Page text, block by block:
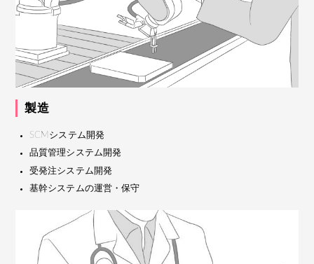
製造
SCMシステム開発
品質管理システム開発
受発注システム開発
基幹システムの運営・保守